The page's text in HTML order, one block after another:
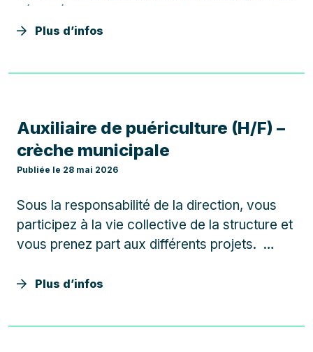
sécurité, vous participez activement au
maintien de la tranquillité, de la sécurité, du
respect des lois et…
Plus d’infos
Auxiliaire de puériculture (H/F) –
crèche municipale
Publiée le 28 mai 2026
Sous la responsabilité de la direction, vous
participez à la vie collective de la structure et
vous prenez part aux différents projets.
à 3 ans, accueillis en âge mélangé, au sein
Plus d’infos